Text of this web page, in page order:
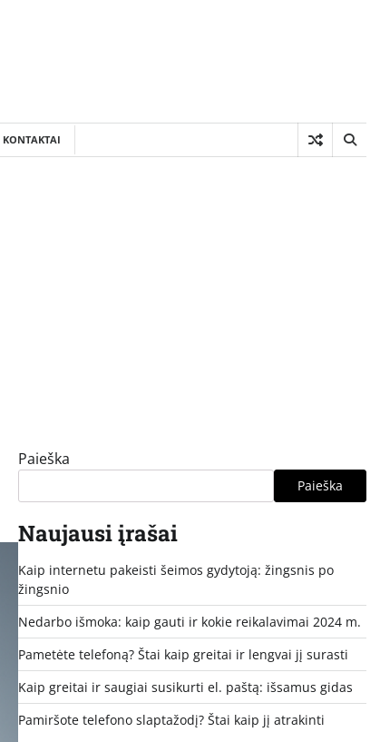
KONTAKTAI
Paieška
Paieška
Naujausi įrašai
Kaip internetu pakeisti šeimos gydytoją: žingsnis po
žingsnio
Nedarbo išmoka: kaip gauti ir kokie reikalavimai 2024 m.
Pametėte telefoną? Štai kaip greitai ir lengvai jį surasti
Kaip greitai ir saugiai susikurti el. paštą: išsamus gidas
Pamiršote telefono slaptažodį? Štai kaip jį atrakinti